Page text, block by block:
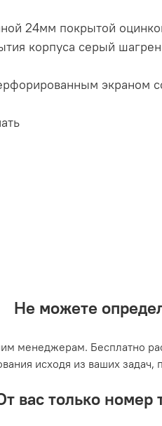
24мм покрытой
корпуса серый
экраном
Не можете
менеджерам. Бесплатно
исходя из ваших
вас только номер